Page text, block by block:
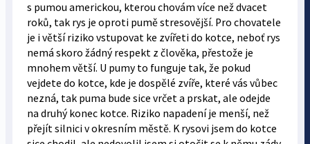
s pumou americkou, kterou chovám více než dvacet
roků, tak rys je oproti pumě stresovější. Pro chovatele
je i větší riziko vstupovat ke zvířeti do kotce, neboť rys
nemá skoro žádný respekt z člověka, přestože je
mnohem větší. U pumy to funguje tak, že pokud
vejdete do kotce, kde je dospělé zvíře, které vás vůbec
nezná, tak puma bude sice vrčet a prskat, ale odejde
na druhý konec kotce. Riziko napadení je menší, než
přejít silnici v okresním městě. K rysovi jsem do kotce